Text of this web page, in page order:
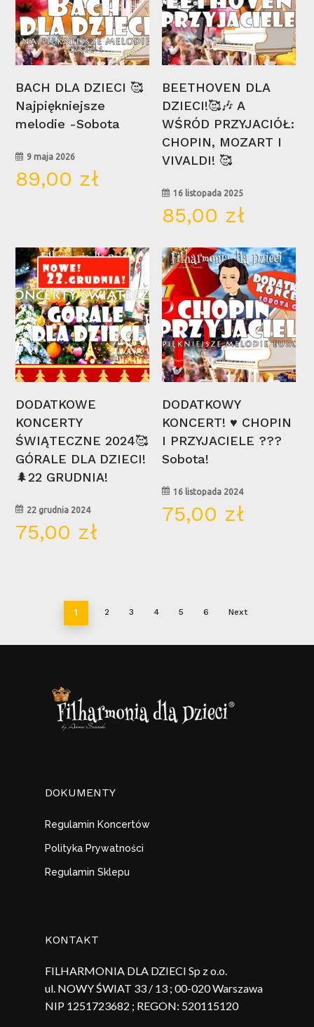
BACH DLA DZIECI 🥰
Najpiękniejsze
melodie -Sobota
9 maja 2026
89,00 zł
BEETHOVEN DLA
DZIECI!🥰🎶 A
WŚRÓD PRZYJACIÓŁ:
CHOPIN, MOZART I
VIVALDI! 🥰
16 listopada 2025
85,00 zł
22
gru
DODATKOWE
KONCERTY
ŚWIĄTECZNE 2024🥰
GÓRALE DLA DZIECI!
🌲22 GRUDNIA!
22 grudnia 2024
75,00 zł
16
lis
DODATKOWY
KONCERT! ♥ CHOPIN
I PRZYJACIELE ???
Sobota!
16 listopada 2024
75,00 zł
1 2 3 4 5 6 Next
DOKUMENTY
Regulamin Koncertów
Polityka Prywatności
Regulamin Sklepu
KONTAKT
FILHARMONIA DLA DZIECI Sp z o.o.
ul. NOWY ŚWIAT 33 / 13 ; 00-020 Warszawa
NIP 1251723682 ; REGON: 520115120